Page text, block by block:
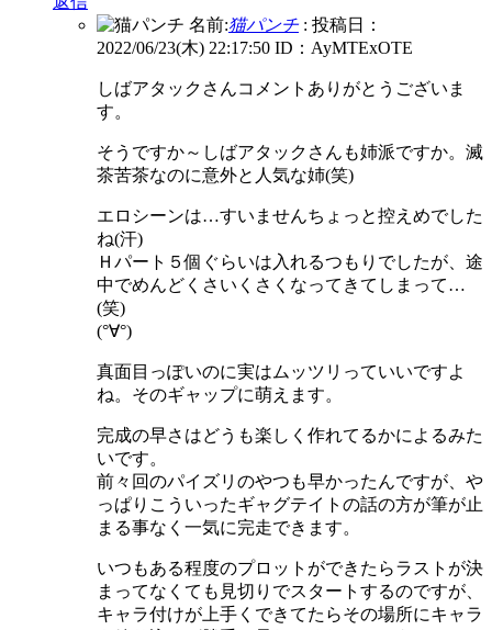
名前:猫パンチ : 投稿日：
2022/06/23(木) 22:17:50 ID：AyMTExOTE
しばアタックさんコメントありがとうございま
す。
そうですか～しばアタックさんも姉派ですか。滅
茶苦茶なのに意外と人気な姉(笑)
エロシーンは…すいませんちょっと控えめでした
ね(汗)
Ｈパート５個ぐらいは入れるつもりでしたが、途
中でめんどくさいくさくなってきてしまって…
(笑)
(°∀°)
真面目っぽいのに実はムッツリっていいですよ
ね。そのギャップに萌えます。
完成の早さはどうも楽しく作れてるかによるみた
いです。
前々回のパイズリのやつも早かったんですが、や
っぱりこういったギャグテイトの話の方が筆が止
まる事なく一気に完走できます。
いつもある程度のプロットができたらラストが決
まってなくても見切りでスタートするのですが、
キャラ付けが上手くできてたらその場所にキャラ